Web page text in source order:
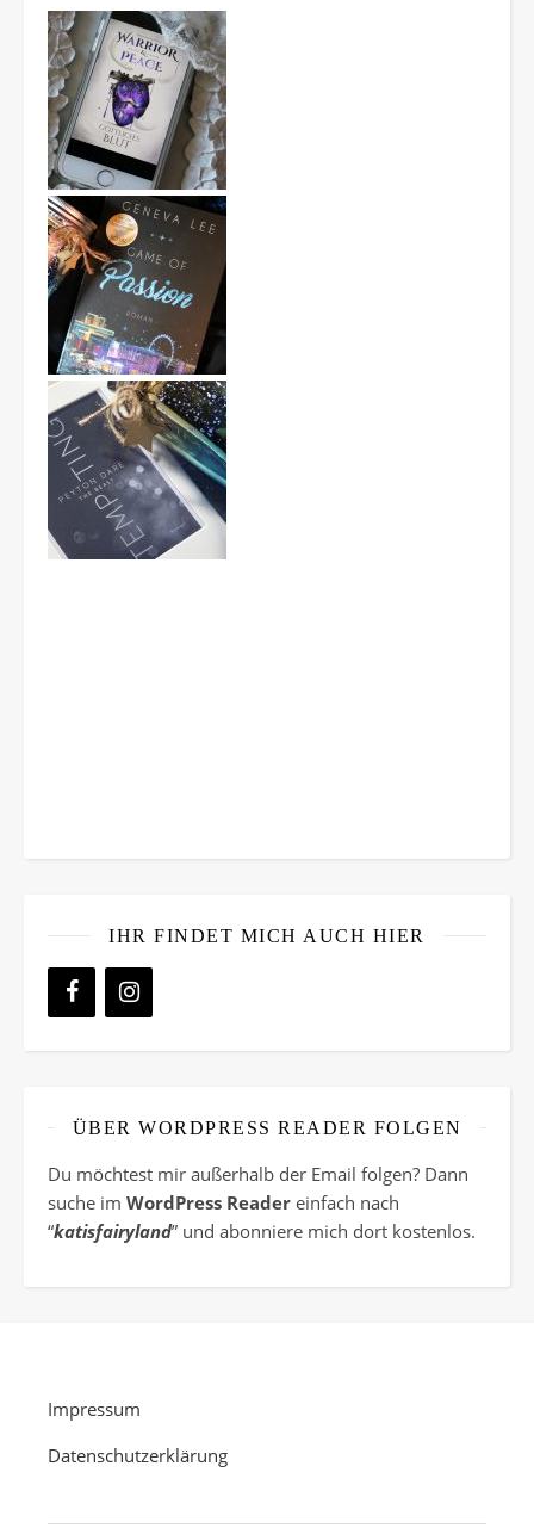
IHR FINDET MICH AUCH HIER
ÜBER WORDPRESS READER FOLGEN
Du möchtest mir außerhalb der Email folgen? Dann
suche im WordPress Reader einfach nach
“katisfairyland” und abonniere mich dort kostenlos.
Impressum
Datenschutzerklärung